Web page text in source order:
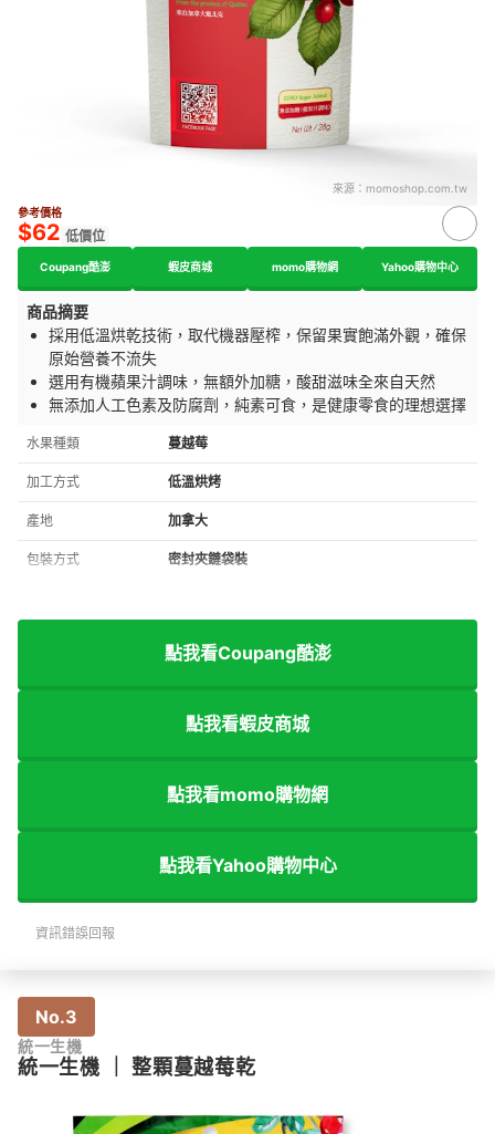
來源： momoshop.com.tw
參考價格
$62 低價位
Coupang酷澎 蝦皮商城 momo購物網 Yahoo購物中心
商品摘要
採用低溫烘乾技術，取代機器壓榨，保留果實飽滿外觀，確保
原始營養不流失
選用有機蘋果汁調味，無額外加糖，酸甜滋味全來自天然
無添加人工色素及防腐劑，純素可食，是健康零食的理想選擇
水果種類 蔓越莓
加工方式 低溫烘烤
產地 加拿大
包裝方式 密封夾鏈袋裝
點我看Coupang酷澎
點我看蝦皮商城
點我看momo購物網
點我看Yahoo購物中心
資訊錯誤回報
No.3
統一生機
統一生機 ｜整顆蔓越莓乾